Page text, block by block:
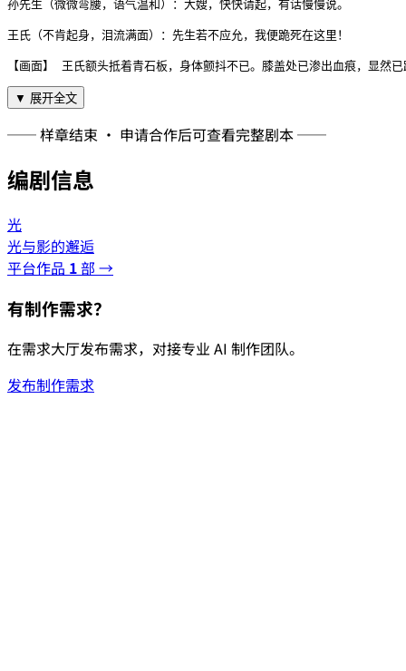
孙先生（微微弯腰，语气温和）：大嫂，快快请起，有话慢慢说。
王氏（不肯起身，泪流满面）：先生若不应允，我便跪死在这里！
【画面】 王氏额头抵着青石板，身体颤抖不已。膝盖处已渗出血痕，显然
▼ 展开全文
── 样章结束 · 申请合作后可查看完整剧本 ──
编剧信息
光
光与影的邂逅
平台作品 1部 →
有制作需求？
在需求大厅发布需求，对接专业 AI 制作团队。
发布制作需求